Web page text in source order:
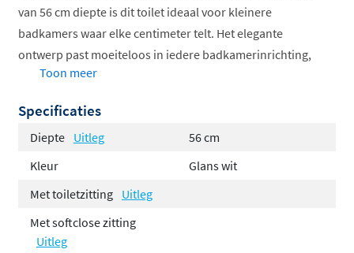
van 56 cm diepte is dit toilet ideaal voor kleinere
badkamers waar elke centimeter telt. Het elegante
ontwerp past moeiteloos in iedere badkamerinrichting,
van modern tot klassiek.
Complete set met toilet en zitting
SoftClose voor geruisloos sluiten
Wandhangend voor eenvoudig vloeronderhoud
Gebruiksgemak en hygiëne
Toon meer
Specificaties
Diepte Uitleg
56 cm
Kleur
Glans wit
Met toiletzitting Uitleg
Met softclose zitting
Uitleg